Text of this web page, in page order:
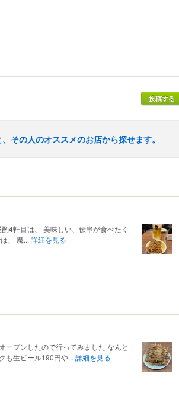
投稿する
その人のオススメのお店から探せます。
4軒目は、 美味しい、伝串が食べたく
、 魔... 詳細を見る
ープンしたので行ってみました なんと
も生ビール190円や... 詳細を見る